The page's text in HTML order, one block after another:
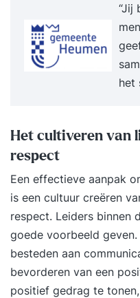
“Jij
het
Het cultiveren van
respect
Een effectieve aanpak
is een cultuur creëren
respect. Leiders binnen
goede voorbeeld
besteden aan
bevorderen van een
positief gedrag te